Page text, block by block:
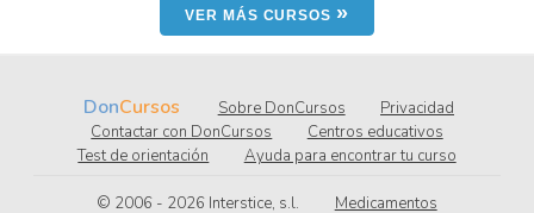
VER MÁS CURSOS »
DonCursos Sobre DonCursos
Privacidad
Contactar con DonCursos
Centros educativos
Test de orientación
Ayuda para encontrar tu curso
© 2006 - 2026 .l.s ,ecitsretnI Medicamentos